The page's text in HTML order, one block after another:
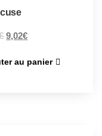
9,02€
au panier